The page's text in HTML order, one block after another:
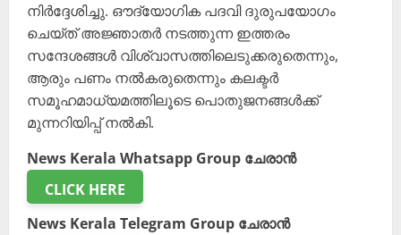
നിർദ്ദേശിച്ചു. ഔദ്യോഗിക പദവി ദുരുപയോഗം
ചെയ്ത് അജ്ഞാതർ നടത്തുന്ന ഇത്തരം
സന്ദേശങ്ങൾ വിശ്വാസത്തിലെടുക്കരുതെന്നും,
ആരും പണം നൽകരുതെന്നും കലക്ടർ
സമൂഹമാധ്യമത്തിലൂടെ പൊതുജനങ്ങൾക്ക്
മുന്നറിയിപ്പ് നൽകി.
News Kerala Whatsapp Group ചേരാൻ
CLICK HERE
News Kerala Telegram Group ചേരാൻ